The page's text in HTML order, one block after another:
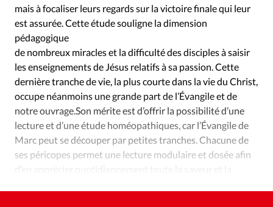
RUBRIQUES
Tous les articles
Actualité chrétienne
Actualité internationale
Dossier
Eglises Foi Génération réveil
Monde
Opinions
Publireportage
Relations Aujourd'hui
Société
Tour du monde des Eglises
Trait d'Ixène
Vécu
Vie Intérieure
mais à focaliser leurs regards sur la victoire finale qui leur
est assurée. Cette étude souligne la dimension
pédagogique
de nombreux miracles et la difficulté des disciples à saisir
les enseignements de Jésus relatifs à sa passion. Cette
dernière tranche de vie, la plus courte dans la vie du Christ,
occupe néanmoins une grande part de l’Évangile et de
notre ouvrage.Son mérite est d’offrir la possibilité d’une
lecture et d’une étude homéopathiques, car l’Évangile de
Marc peut se découper par petites tranches. Chacune de
ses péricopes permet une lecture modulaire et dosée afin
d’en apprécier quotidiennement toute la saveur et la